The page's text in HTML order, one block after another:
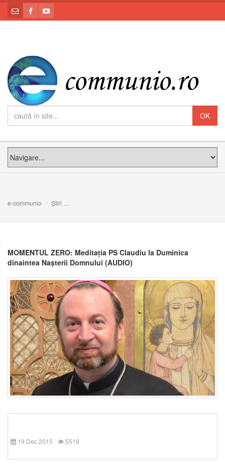
e-communio Știri
MOMENTUL ZERO: Meditația PS Claudiu la Duminica
dinaintea Nașterii Domnului (AUDIO)
19 Dec 2015 5519